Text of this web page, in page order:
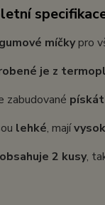
míčkypro
je z
zabudované
lehké, mají
2 kusy,